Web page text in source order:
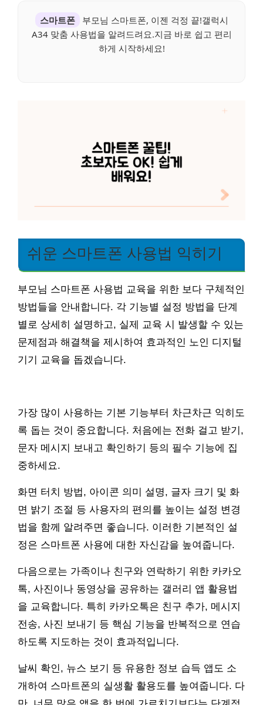
스마트폰
부모님 스마트폰, 이젠 걱정 끝!갤럭시
A34 맞춤 사용법을 알려드려요.지금 바로 쉽고 편리
하게 시작하세요!
쉬운 스마트폰 사용법 익히기
부모님 스마트폰 사용법 교육을 위한 보다 구체적인
방법들을 안내합니다. 각 기능별 설정 방법을 단계
별로 상세히 설명하고, 실제 교육 시 발생할 수 있는
문제점과 해결책을 제시하여 효과적인 노인 디지털
기기 교육을 돕겠습니다.
가장 많이 사용하는 기본 기능부터 차근차근 익히도
록 돕는 것이 중요합니다. 처음에는 전화 걸고 받기,
문자 메시지 보내고 확인하기 등의 필수 기능에 집
중하세요.
화면 터치 방법, 아이콘 의미 설명, 글자 크기 및 화
면 밝기 조절 등 사용자의 편의를 높이는 설정 변경
법을 함께 알려주면 좋습니다. 이러한 기본적인 설
정은 스마트폰 사용에 대한 자신감을 높여줍니다.
다음으로는 가족이나 친구와 연락하기 위한 카카오
톡, 사진이나 동영상을 공유하는 갤러리 앱 활용법
을 교육합니다. 특히 카카오톡은 친구 추가, 메시지
전송, 사진 보내기 등 핵심 기능을 반복적으로 연습
하도록 지도하는 것이 효과적입니다.
날씨 확인, 뉴스 보기 등 유용한 정보 습득 앱도 소
개하여 스마트폰의 실생활 활용도를 높여줍니다. 다